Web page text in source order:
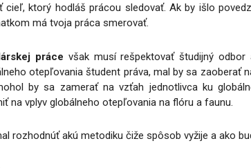
ktorý hodláš prácou sledovať. Ak by išlo
má tvoja práca smerovať.
práce však musí rešpektovať študijný
otepľovania študent práva, mal by sa zaoberať
by sa zamerať na vzťah jednotlivca ku
na vplyv globálneho otepľovania na flóru a faunu.
rozhodnúť akú metodiku čiže spôsob vyžije a ako